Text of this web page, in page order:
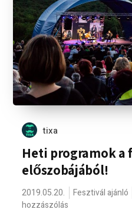
tixa
Heti programok a
előszobájából!
2019.05.20. Fesztivál ajánló
hozzászólás